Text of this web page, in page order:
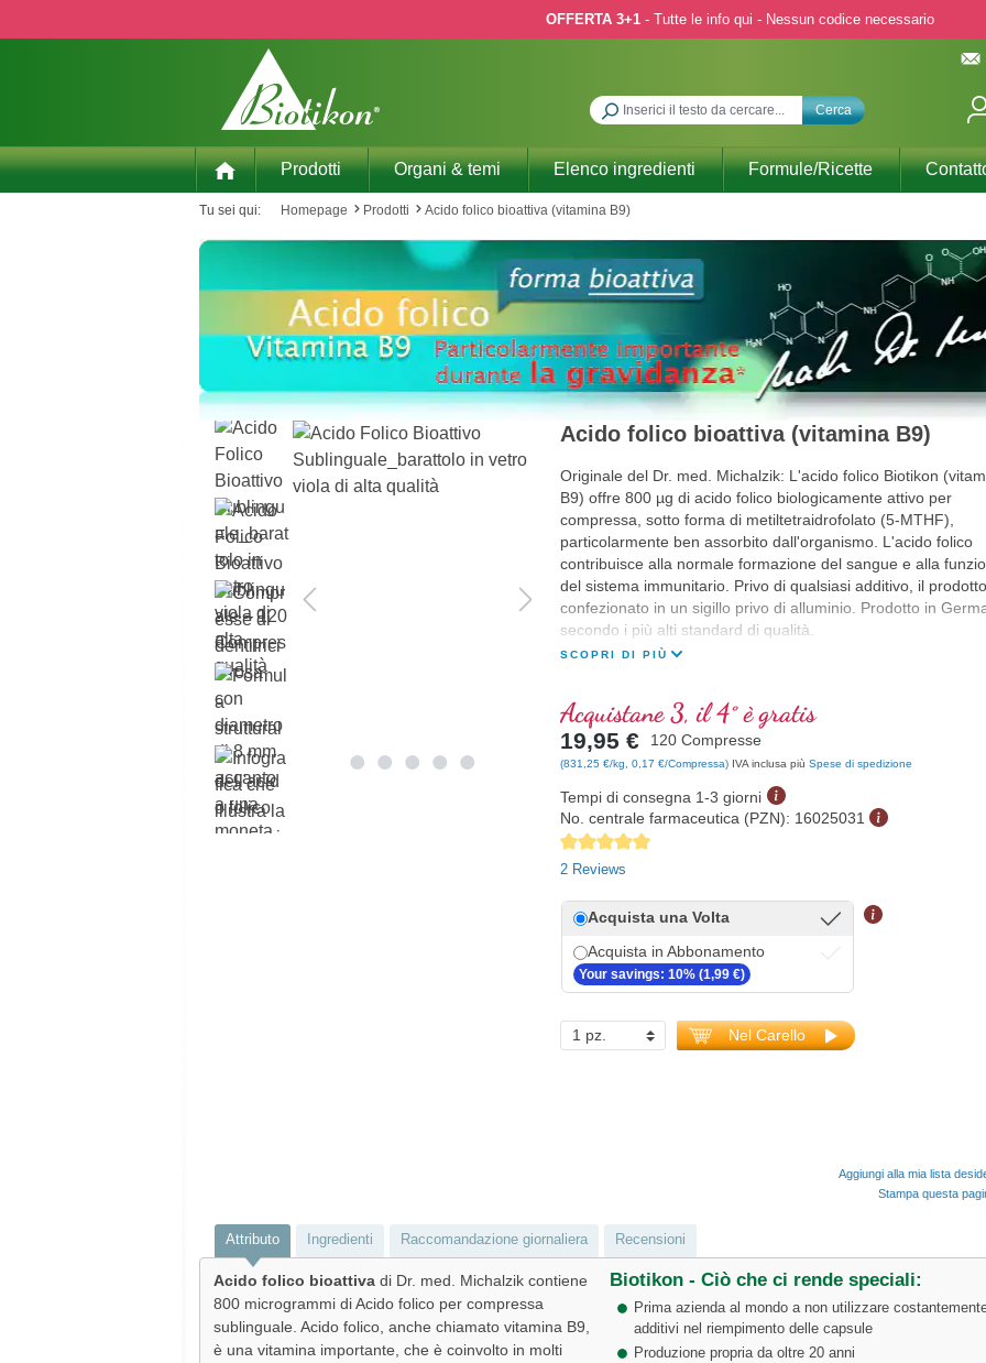
OFFERTA 3+1- Tutte le info qui - Nessun codice necessario
Cerca
Prodotti Organi & temi Elenco ingredienti Formule/Ricette
Tu sei qui: Homepage Prodotti Acido folico bioattiva (vitamina B9)
Acido folico bioattiva (vitamina B9)
Originale del Dr. med. Michalzik: L'acido folico Biotikon
B9) offre 800 µg di acido folico biologicamente attivo per
compressa, sotto forma di metiltetraidrofolato (5-MTHF),
particolarmente ben assorbito dall'organismo. L'acido folico
contribuisce alla normale formazione del sangue e alla
del sistema immunitario. Privo di qualsiasi additivo, il
confezionato in un sigillo privo di alluminio. Prodotto in
secondo i più alti standard di qualità.
SCOPRI DI PIÙ
Acquistane 3, il 4° è gratis
19,95 € 120 Compresse
(831,25 €/kg, 0,17 €/Compressa) IVA inclusa più Spese di spedizione
Tempi di consegna 1-3 giorni
No. centrale farmaceutica (PZN): 16025031
Average rating of 5 out of 5 stars
2 Reviews
Acquista una Volta
Acquista in Abbonamento
Your savings: 10% (1,99 €)
Nel Carello
Aggiungi alla mia lista
Stampa questa
Attributo Ingredienti Raccomandazione giornaliera Recensioni
Acido folico bioattiva di Dr. med. Michalzik contiene
800 microgrammi di Acido folico per compressa
sublinguale. Acido folico, anche chiamato vitamina B9,
è una vitamina importante, che è coinvolto in molti
Biotikon - Ciò che ci rende speciali:
Prima azienda al mondo a non utilizzare
additivi nel riempimento delle capsule
Produzione propria da oltre 20 anni